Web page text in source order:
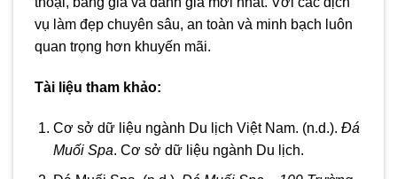
vụ làm đẹp chuyên sâu, an toàn và minh bạch luôn
quan trọng hơn khuyến mãi.
Tài liệu tham khảo:
Cơ sở dữ liệu ngành Du lịch Việt Nam. (n.d.). Đá
Muối Spa. Cơ sở dữ liệu ngành Du lịch.